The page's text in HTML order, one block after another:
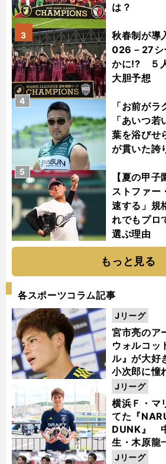
は？
秋春制が導
026－27シ
かに!? ５
大胆予想
3
「お前がラ
「あいつ
葉を浴びせ
が貫いた誇
4
【夏の甲
ストファー
速する」規
れでもプロ
選ぶ理由
5
もっと見る
各スポーツコラム記事
宮市亮のア
ウォルコッ
ル』が大好
小次郎に憧
Jリーグ
横浜Ｆ・マ
てた『
DUNK』
生・木原龍
った
Jリーグ
Jリーグ